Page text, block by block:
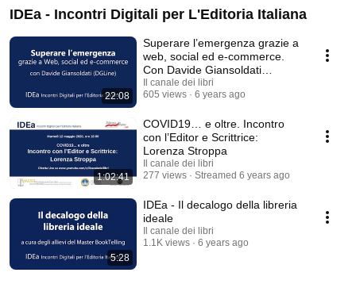
IDEa - Incontri Digitali per L'Editoria Italiana
22:08
Superare l’emergenza grazie a
web, social ed e-commerce.
Con Davide Giansoldati
(DGLine)
Il canale dei libri
605 views
6 years ago
1:02:41
COVID19… e oltre. Incontro
con l’Editor e Scrittrice:
Lorenza Stroppa
Il canale dei libri
277 views
Streamed 6 years ago
5:28
IDEa - Il decalogo della libreria
ideale
Il canale dei libri
1.1K views
6 years ago